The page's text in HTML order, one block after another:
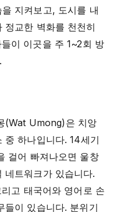
지켜보고, 도시를 내
정교한 벽화를 천천히
이 이곳을 주 1~2회 방
(Wat Umong)은 치앙
중 하나입니다. 14세기
걸어 빠져나오면 울창
네트워크가 있습니다.
고 태국어와 영어로 손
들이 있습니다. 분위기